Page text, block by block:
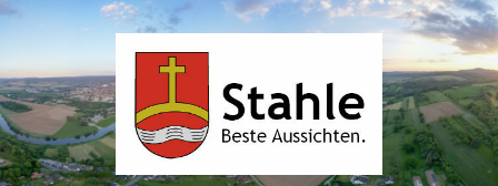
Skip
to
Skip
to
navigation
Skip
to